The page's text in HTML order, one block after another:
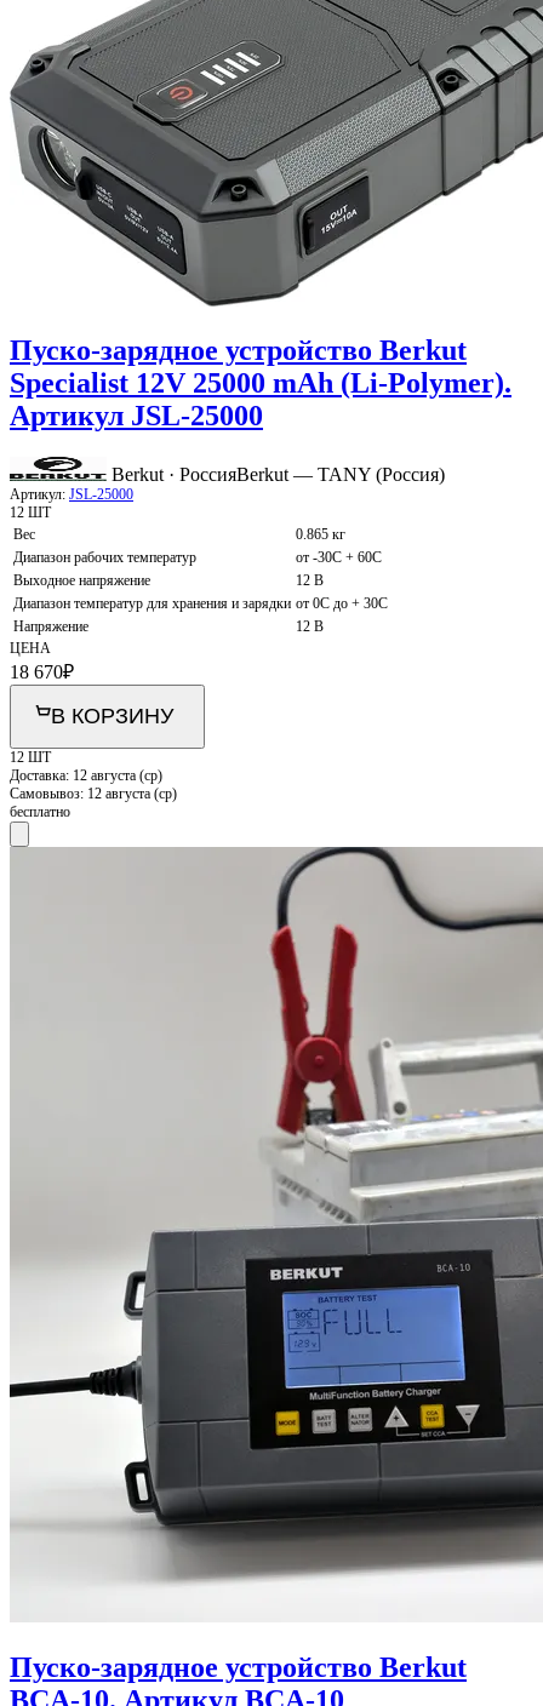
Пуско-зарядное устройство Berkut
Specialist 12V 25000 mAh (Li-Polymer).
Артикул JSL-25000
Berkut · РоссияBerkut — TANY (Россия)
Артикул: JSL-25000
12 ШТ
Вес
0.865 кг
Диапазон рабочих температур
от -30С + 60С
Выходное напряжение
12 В
Диапазон температур для хранения и зарядки от 0С до + 30С
Напряжение
12 В
ЦЕНА
18 670₽
В КОРЗИНУ
12 ШТ
Доставка: 12 августа (ср)
Самовывоз: 12 августа (ср)
бесплатно
Пуско-зарядное устройство Berkut